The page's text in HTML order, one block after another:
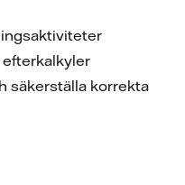
efterkalkyler
säkerställa korrekta